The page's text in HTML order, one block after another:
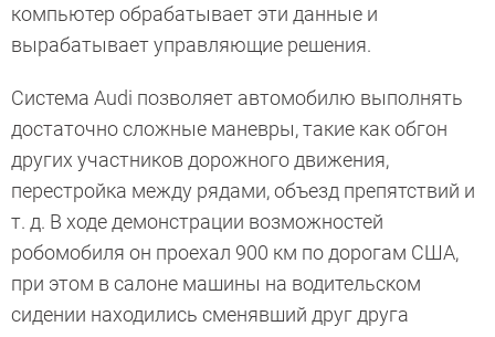
компьютер обрабатывает эти данные и
вырабатывает управляющие решения.
Система Audi позволяет автомобилю выполнять
достаточно сложные маневры, такие как обгон
других участников дорожного движения,
перестройка между рядами, объезд препятствий и
т. д. В ходе демонстрации возможностей
робомобиля он проехал 900 км по дорогам США,
при этом в салоне машины на водительском
сидении находились сменявший друг друга